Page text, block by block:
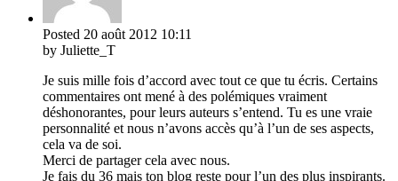
Posted 20 août 2012 10:11
by Juliette_T
Je suis mille fois d’accord avec tout ce que tu écris. Certains
commentaires ont mené à des polémiques vraiment
déshonorantes, pour leurs auteurs s’entend. Tu es une vraie
personnalité et nous n’avons accès qu’à l’un de ses aspects,
cela va de soi.
Merci de partager cela avec nous.
Je fais du 36 mais ton blog reste pour l’un des plus inspirants.